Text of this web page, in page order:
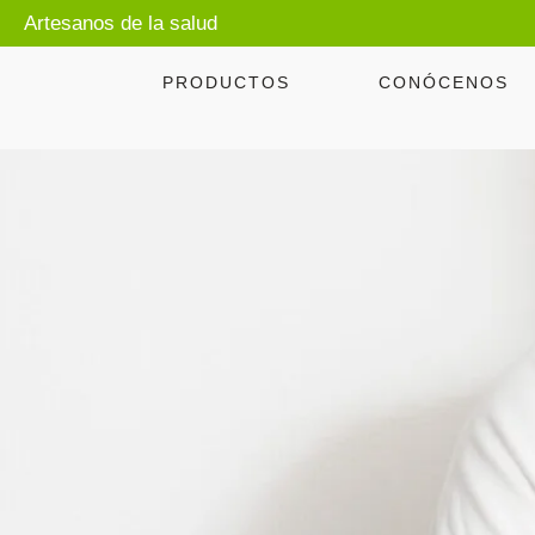
Artesanos de la salud
PRODUCTOS CONÓCENOS